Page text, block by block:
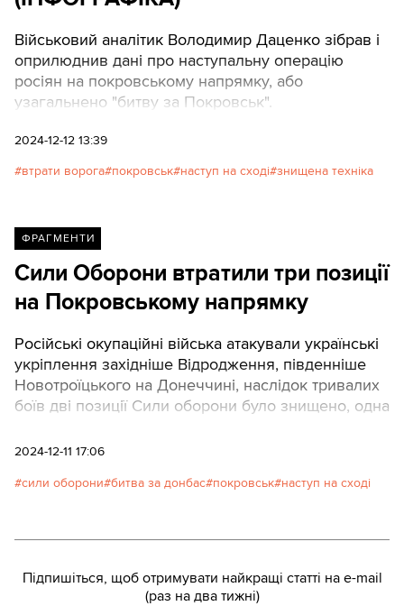
Військовий аналітик Володимир Даценко зібрав і
оприлюднив дані про наступальну операцію
росіян на покровському напрямку, або
узагальнено "битву за Покровськ".
2024-12-12 13:39
втрати ворога покровськ наступ на сході знищена техніка
ФРАГМЕНТИ
Сили Оборони втратили три позиції
на Покровському напрямку
Російські окупаційні війська атакували українські
укріплення західніше Відродження, південніше
Новотроїцького на Донеччині, наслідок тривалих
боїв дві позиції Сили оборони було знищено, одна
2024-12-11 17:06
сили оборони битва за донбас покровськ наступ на сході
Підпишіться, щоб отримувати найкращі статті на e-mail
(раз на два тижні)